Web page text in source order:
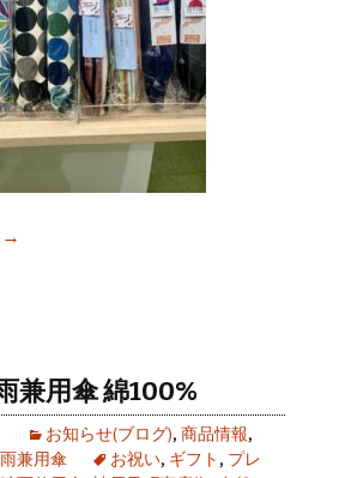
→
兼用傘 綿100%
お知らせ(ブログ), 商品情報,
兼用傘 お祝い, ギフト , プレ